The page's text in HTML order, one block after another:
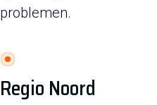
problemen.
Regio Noord